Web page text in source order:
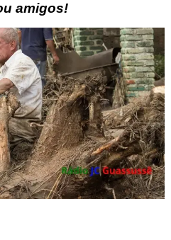
amigos!